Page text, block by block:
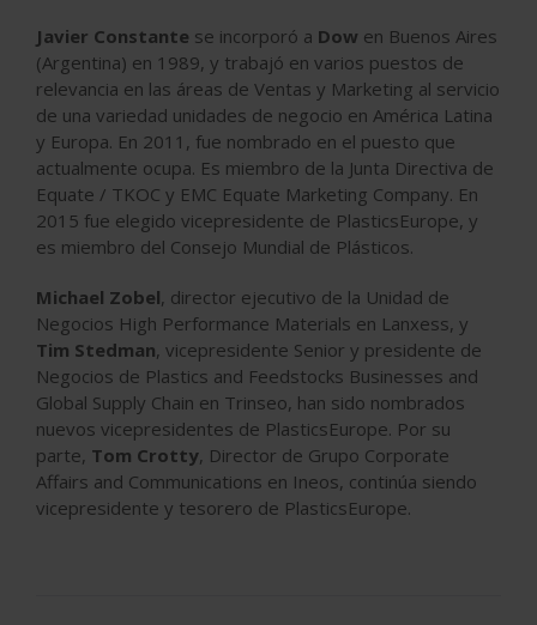
Javier Constante se incorporó a Dow en Buenos Aires
(Argentina) en 1989, y trabajó en varios puestos de
relevancia en las áreas de Ventas y Marketing al servicio
de una variedad unidades de negocio en América Latina
y Europa. En 2011, fue nombrado en el puesto que
actualmente ocupa. Es miembro de la Junta Directiva de
Equate / TKOC y EMC Equate Marketing Company. En
2015 fue elegido vicepresidente de PlasticsEurope, y
es miembro del Consejo Mundial de Plásticos.
Michael Zobel, director ejecutivo de la Unidad de
Negocios High Performance Materials en Lanxess, y
Tim Stedman, vicepresidente Senior y presidente de
Negocios de Plastics and Feedstocks Businesses and
Global Supply Chain en Trinseo, han sido nombrados
nuevos vicepresidentes de PlasticsEurope. Por su
parte, Tom Crotty, Director de Grupo Corporate
Affairs and Communications en Ineos, continúa siendo
vicepresidente y tesorero de PlasticsEurope.